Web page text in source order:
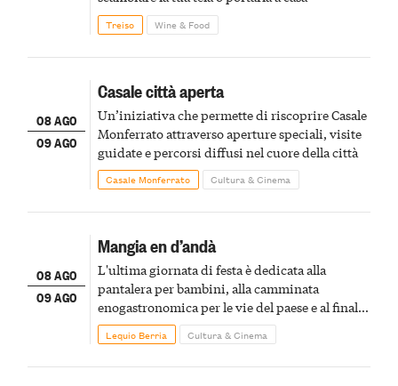
Treiso Wine & Food
08 AGO
09 AGO
Casale città aperta
Un’iniziativa che permette di riscoprire Casale
Monferrato attraverso aperture speciali, visite
guidate e percorsi diffusi nel cuore della città
Casale Monferrato Cultura & Cinema
08 AGO
09 AGO
Mangia en d’andà
L'ultima giornata di festa è dedicata alla
pantalera per bambini, alla camminata
enogastronomica per le vie del paese e al finale
pirotecnico
Lequio Berria Cultura & Cinema